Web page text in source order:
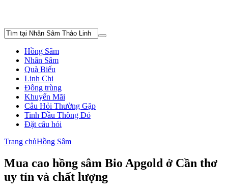
Hồng Sâm
Nhân Sâm
Quà Biếu
Linh Chi
Đông trùng
Khuyến Mãi
Câu Hỏi Thường Gặp
Tinh Dầu Thông Đỏ
Đặt câu hỏi
Trang chủHồng Sâm
Mua cao hồng sâm Bio Apgold ở Cần thơ
uy tín và chất lượng